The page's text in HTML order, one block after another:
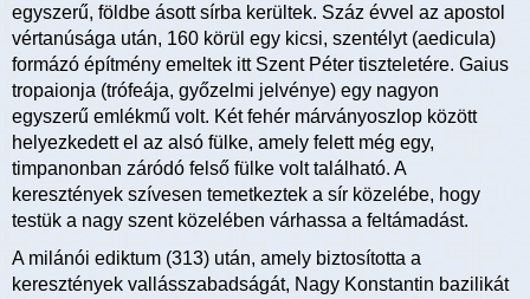
egyszerű, földbe ásott sírba kerültek. Száz évvel az apostol
vértanúsága után, 160 körül egy kicsi, szentélyt (aedicula)
formázó építmény emeltek itt Szent Péter tiszteletére. Gaius
tropaionja (trófeája, győzelmi jelvénye) egy nagyon
egyszerű emlékmű volt. Két fehér márványoszlop között
helyezkedett el az alsó fülke, amely felett még egy,
timpanonban záródó felső fülke volt található. A
keresztények szívesen temetkeztek a sír közelébe, hogy
testük a nagy szent közelében várhassa a feltámadást.
A milánói ediktum (313) után, amely biztosította a
keresztények vallásszabadságát, Nagy Konstantin bazilikát